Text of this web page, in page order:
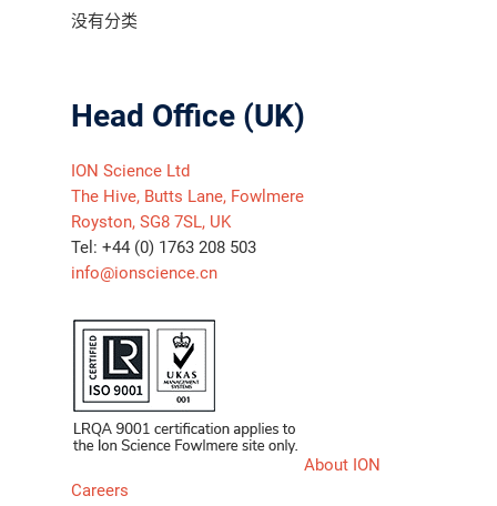
没有分类
Head Office (UK)
ION Science Ltd
The Hive, Butts Lane, Fowlmere
Royston, SG8 7SL, UK
Tel: +44 (0) 1763 208 503
info@ionscience.cn
About ION
Careers